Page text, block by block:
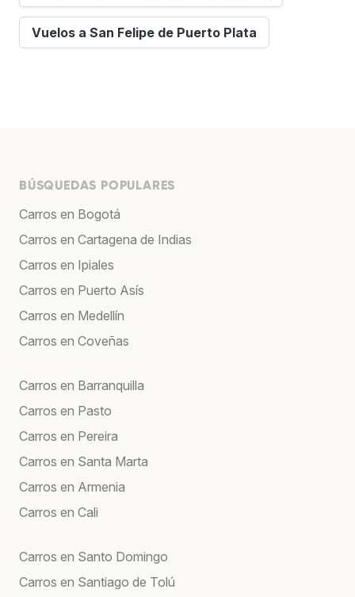
Vuelos a San Felipe de Puerto Plata
BÚSQUEDAS POPULARES
Carros en Bogotá
Carros en Cartagena de Indias
Carros en Ipiales
Carros en Puerto Asís
Carros en Medellín
Carros en Coveñas
Carros en Barranquilla
Carros en Pasto
Carros en Pereira
Carros en Santa Marta
Carros en Armenia
Carros en Cali
Carros en Santo Domingo
Carros en Santiago de Tolú